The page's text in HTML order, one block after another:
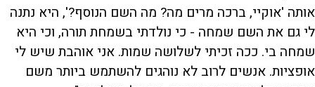
אותה 'אוקיי, ברכה מרים מה? מה השם הנוסף?', היא נתנה
לי גם את השם שמחה - כי נולדתי בשמחת תורה, וכי היא
שמחה בי. ככה זכיתי לשלושה שמות. אני אוהבת שיש לי
אופציות. אנשים לרוב לא נוהגים להשתמש ביותר משם